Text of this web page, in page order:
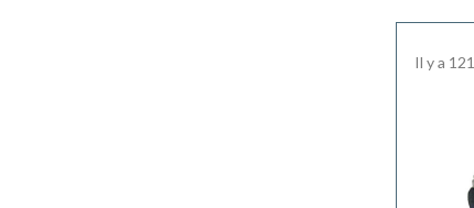
Il y a